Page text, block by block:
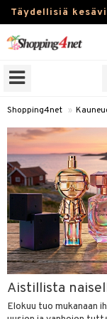
Täydellisiä
Kauneudenhoito
Piilolinssit
Luontaistuotteet
Apteekki
Fitness
Koti & Sisustus
Lelut, Lapsi &
Tuotemerkkejä
Kampanjat
Shopping4net »
Aistillista
Elokuu tuo mukanaan
Set
/ Kammat
tuotteet
Set